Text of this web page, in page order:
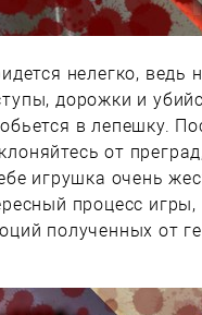
нелегко, ведь
дорожки и
в лепешку.
от
игрушка очень
процесс
полученных от